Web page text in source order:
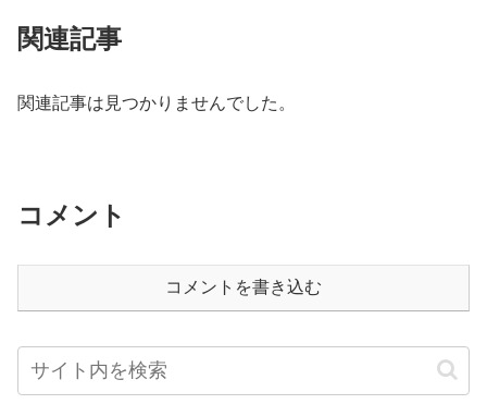
関連記事
関連記事は見つかりませんでした。
コメント
コメントを書き込む